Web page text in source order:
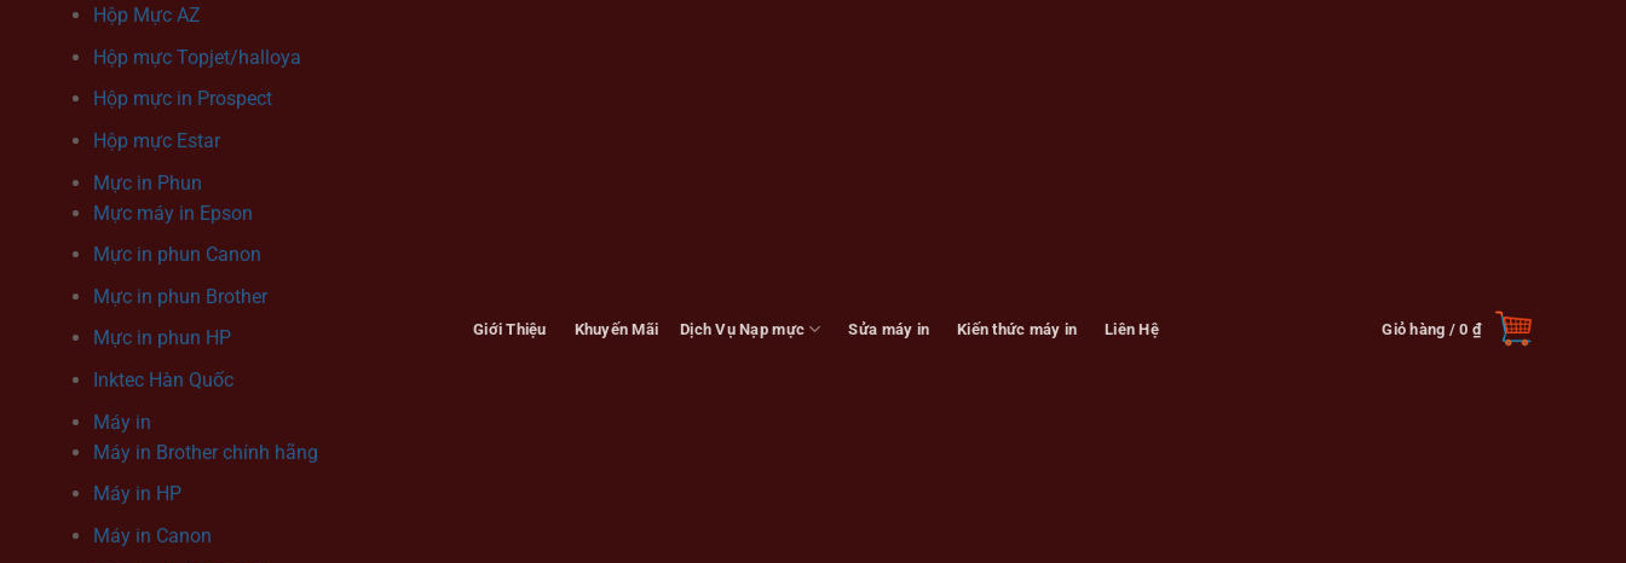
Hộp Mực AZ
Hộp mực Topjet/halloya
Hộp mực in Prospect
Hộp mực Estar
Mực in Phun
Mực máy in Epson
Mực in phun Canon
Mực in phun Brother
Mực in phun HP
Inktec Hàn Quốc
Máy in
Máy in Brother chính hãng
Máy in HP
Máy in Canon
Giới Thiệu Khuyến Mãi Dịch Vụ Nạp mực Sửa máy in Kiến thức máy in Liên Hệ Giỏ hàng /0 ₫